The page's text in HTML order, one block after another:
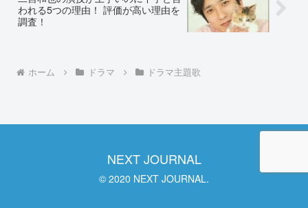
われる5つの理由！ 評価が高い理由を
調査！
ホーム ドラマ ドラマ主題歌
NEXT JOURNAL
© 2020 NEXT JOURNAL.